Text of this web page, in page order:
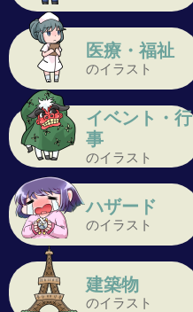
医療・福祉
のイラスト
イベント・行
事
のイラスト
ハザード
のイラスト
建築物
のイラスト